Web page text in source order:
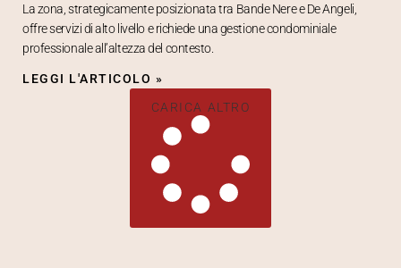
La zona, strategicamente posizionata tra Bande Nere e De Angeli,
offre servizi di alto livello e richiede una gestione condominiale
professionale all’altezza del contesto.
LEGGI L'ARTICOLO »
CARICA ALTRO